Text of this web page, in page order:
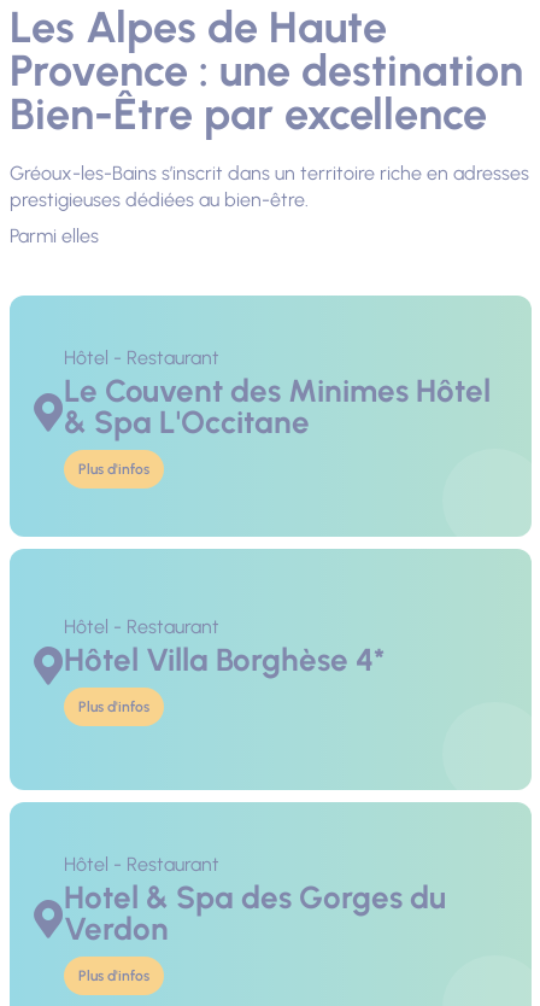
Les Alpes de Haute
Provence : une destination
Bien-Être par excellence
Gréoux-les-Bains s’inscrit dans un territoire riche en adresses
prestigieuses dédiées au bien-être.
Parmi elles
Le Couvent des Minimes Hôtel
& Spa L'Occitane
Hôtel - Restaurant
Plus d'infos
Hôtel Villa Borghèse 4*
Hôtel - Restaurant
Plus d'infos
Hotel & Spa des Gorges du
Verdon
Hôtel - Restaurant
Plus d'infos